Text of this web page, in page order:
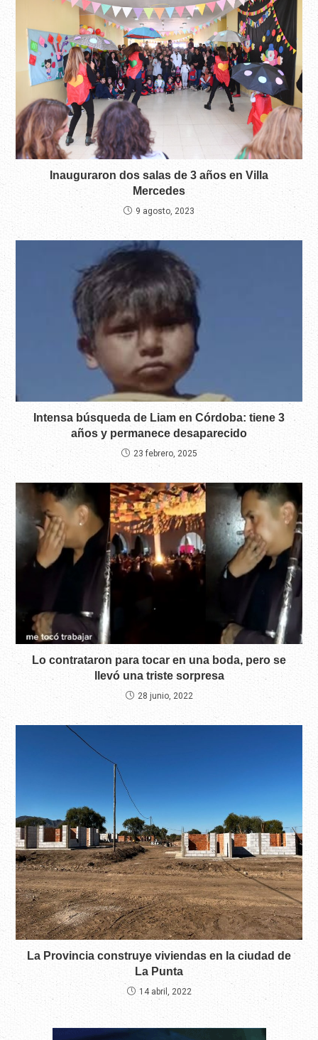
Inauguraron dos salas de 3 años en Villa
Mercedes
9 agosto, 2023
Intensa búsqueda de Liam en Córdoba: tiene 3
años y permanece desaparecido
23 febrero, 2025
Lo contrataron para tocar en una boda, pero se
llevó una triste sorpresa
28 junio, 2022
La Provincia construye viviendas en la ciudad de
La Punta
14 abril, 2022